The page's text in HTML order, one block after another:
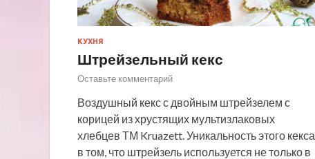
КУХНЯ
Штрейзельный кекс
Оставьте комментарий
Воздушный кекс с двойным штрейзелем с
корицей из хрустящих мультизлаковых
хлебцев ТМ Kruazett. Уникальность этого кекса
в том, что штрейзель используется не только в